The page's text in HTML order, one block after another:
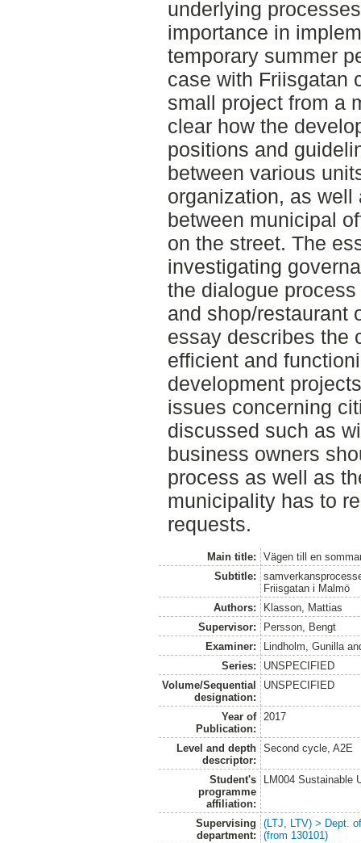
underlying
importance in
temporary summer
case with Friisgatan
small project from a
clear how the
positions and
between various
organization, as
between municipal
on the street. The
investigating
the dialogue
and shop/restaurant
essay describes the
efficient and
development
issues concerning
discussed such as
business owners
process as well as
municipality has to
requests.
Main title:
Vägen till en
Subtitle:
Friisgatan i Malmö
Authors:
Klasson, Mattias
Supervisor:
Persson, Bengt
Examiner:
Lindholm, Gunilla
Series:
UNSPECIFIED
Volume/Sequential
designation:
UNSPECIFIED
Year of
Publication:
2017
Level and depth
descriptor:
Second cycle, A2E
Student's
programme
affiliation:
LM004 Sustainable
Supervising
department:
(LTJ, LTV) > Dept.
(from 130101)